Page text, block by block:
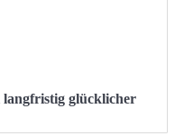
langfristig glücklicher